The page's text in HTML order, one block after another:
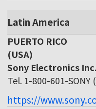
Latin America
PUERTO RICO
(USA)
Sony Electronics Inc.
Tel. 1-800-601-SONY
https://